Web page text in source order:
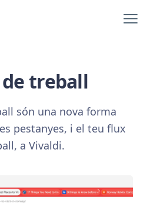
de treball
són una nova forma
pestanyes, i el teu flux
a Vivaldi.